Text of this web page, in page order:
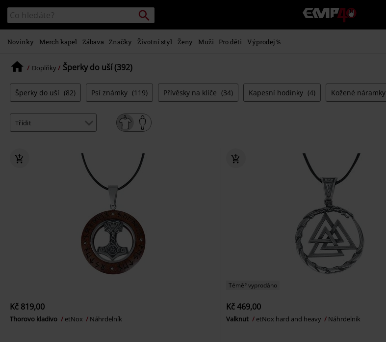
hlavnímu
obsahu
Katalog
vyhledávání
Vyhledávání
EMP
-
Hudba,
hráče,
Novinky Merch kapel Zábava Značky Životní styl Ženy Muži Pro děti Výprodej %
Doplňky Šperky do uší (392)
Šperky do uší (82) Psí známky (119) Přívěsky na klíče (34) Kapesní hodinky (4) Kožené náramky
Kč 819,00
Thorovo kladivo etNox Náhrdelník
Téměř vyprodáno
Kč 469,00
Valknut etNox hard and heavy Náhrdelník